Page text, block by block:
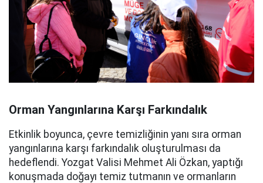
Orman Yangınlarına Karşı Farkındalık
Etkinlik boyunca, çevre temizliğinin yanı sıra orman
yangınlarına karşı farkındalık oluşturulması da
hedeflendi. Yozgat Valisi Mehmet Ali Özkan, yaptığı
konuşmada doğayı temiz tutmanın ve ormanların